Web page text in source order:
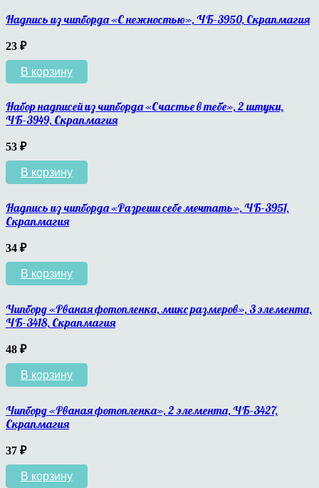
Надпись из чипборда «С нежностью», ЧБ-3950, Скрапмагия
23 ₽
В корзину
Набор надписей из чипборда «Счастье в тебе», 2 штуки,
ЧБ-3949, Скрапмагия
53 ₽
В корзину
Надпись из чипборда «Разреши себе мечтать», ЧБ-3951,
Скрапмагия
34 ₽
В корзину
Чипборд «Рваная фотопленка, микс размеров», 3 элемента,
ЧБ-3418, Скрапмагия
48 ₽
В корзину
Чипборд «Рваная фотопленка», 2 элемента, ЧБ-3427,
Скрапмагия
37 ₽
В корзину